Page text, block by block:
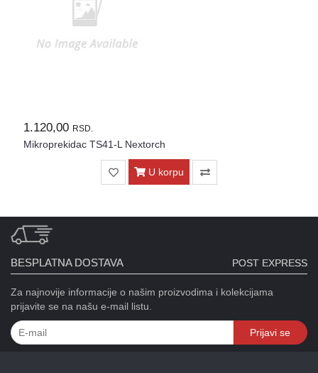
1.120,00 RSD.
Mikroprekidac TS41-L Nextorch
U korpu
BESPLATNA DOSTAVA POST EXPRESS
Za najnovije informacije o našim proizvodima i kolekcijama
prijavite se na našu e-mail listu.
Prijavi se